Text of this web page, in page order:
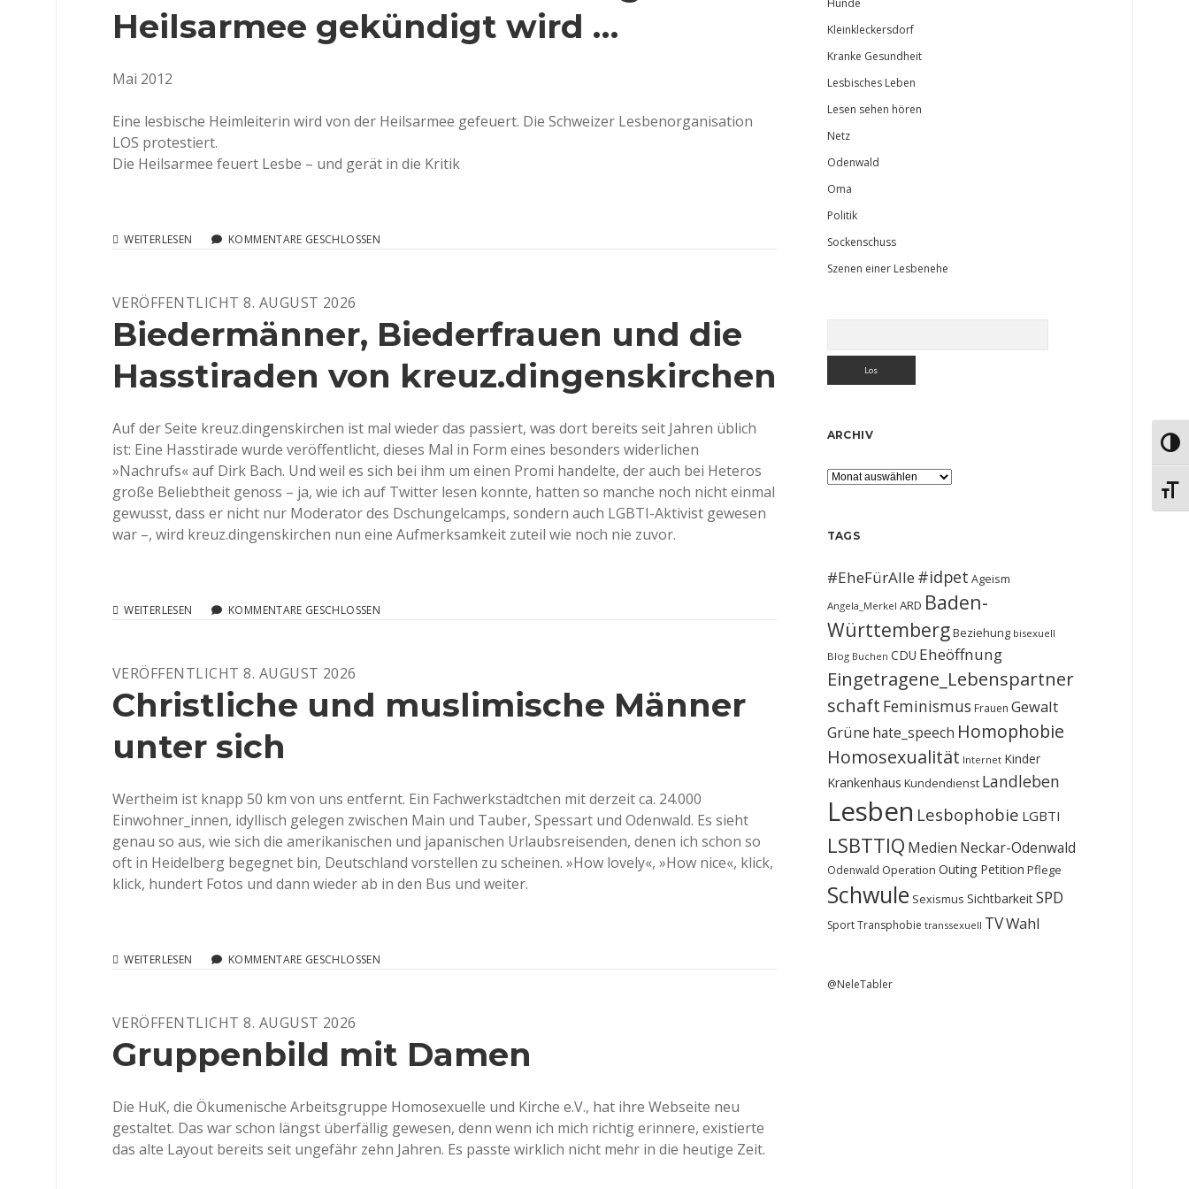
Heilsarmee gekündigt wird …
Mai 2012
Eine lesbische Heimleiterin wird von der Heilsarmee gefeuert. Die Schweizer Lesbenorganisation
LOS protestiert.
Die Heilsarmee feuert Lesbe – und gerät in die Kritik
WEITERLESEN WENN
DER
HEILSARMEE
GEKÜNDIGT
WIRD
…
KOMMENTARE GESCHLOSSEN
VERÖFFENTLICHT 8. AUGUST 2026
Biedermänner, Biederfrauen und die
Hasstiraden von kreuz.dingenskirchen
Auf der Seite kreuz.dingenskirchen ist mal wieder das passiert, was dort bereits seit Jahren üblich
ist: Eine Hasstirade wurde veröffentlicht, dieses Mal in Form eines besonders widerlichen
»Nachrufs« auf Dirk Bach. Und weil es sich bei ihm um einen Promi handelte, der auch bei Heteros
große Beliebtheit genoss – ja, wie ich auf Twitter lesen konnte, hatten so manche noch nicht einmal
gewusst, dass er nicht nur Moderator des Dschungelcamps, sondern auch LGBTI-Aktivist gewesen
war –, wird kreuz.dingenskirchen nun eine Aufmerksamkeit zuteil wie noch nie zuvor.
WEITERLESEN BIEDERMÄNNER,
HASSTIRADEN
KREUZ.DINGENSKIRCHEN
KOMMENTARE GESCHLOSSEN
VERÖFFENTLICHT 8. AUGUST 2026
Christliche und muslimische Männer
unter sich
Wertheim ist knapp 50 km von uns entfernt. Ein Fachwerkstädtchen mit derzeit ca. 24.000
Einwohner_innen, idyllisch gelegen zwischen Main und Tauber, Spessart und Odenwald. Es sieht
genau so aus, wie sich die amerikanischen und japanischen Urlaubsreisenden, denen ich schon so
oft in Heidelberg begegnet bin, Deutschland vorstellen zu scheinen. »How lovely«, »How nice«, klick,
klick, hundert Fotos und dann wieder ab in den Bus und weiter.
WEITERLESEN CHRISTLICHE
UNTER
KOMMENTARE GESCHLOSSEN
VERÖFFENTLICHT 8. AUGUST 2026
Gruppenbild mit Damen
Die HuK, die Ökumenische Arbeitsgruppe Homosexuelle und Kirche e.V., hat ihre Webseite neu
gestaltet. Das war schon längst überfällig gewesen, denn wenn ich mich richtig erinnere, existierte
das alte Layout bereits seit ungefähr zehn Jahren. Es passte wirklich nicht mehr in die heutige Zeit.
Hunde
Kleinkleckersdorf
Kranke Gesundheit
Lesbisches Leben
Lesen sehen hören
Netz
Odenwald
Oma
Politik
Sockenschuss
Szenen einer Lesbenehe
ARCHIV
Archiv
TAGS
#EheFürAlle#idpet Ageism
Angela_Merkel ARD Baden-
WürttembergBeziehung bisexuell
Blog Buchen CDU Eheöffnung
Eingetragene_Lebenspartner
schaft Feminismus Frauen Gewalt
Grüne hate_speech Homophobie
Homosexualität Internet Kinder
Krankenhaus Kundendienst Landleben
Lesben Lesbophobie LGBTI
LSBTTIQ Medien Neckar-Odenwald
Odenwald Operation Outing Petition Pflege
Schwule Sexismus SichtbarkeitSPD
SportTransphobie transsexuell TVWahl
@NeleTabler